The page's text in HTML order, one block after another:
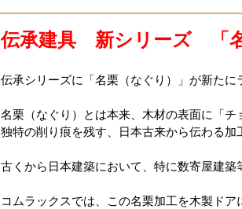
伝承建具 新シリーズ 「名
伝承シリーズに「名栗（なぐり）」が新たに
名栗（なぐり）とは本来、木材の表面に「チ
独特の削り痕を残す、日本古来から伝わる加
古くから日本建築において、特に数寄屋建築
コムラックスでは、この名栗加工を木製ドア